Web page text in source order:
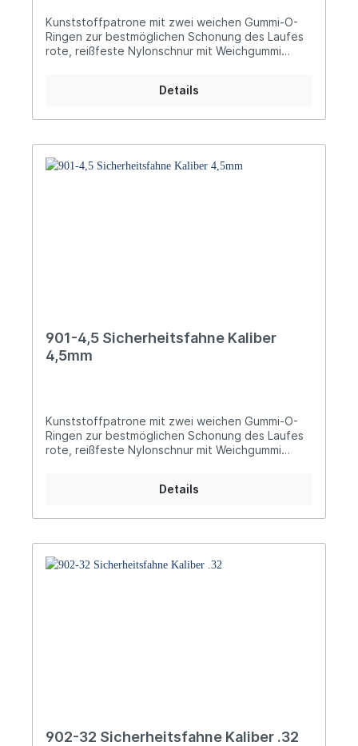
Kunststoffpatrone mit zwei weichen Gummi-O-
Ringen zur bestmöglichen Schonung des Laufes
rote, reißfeste Nylonschnur mit Weichgummi
weiche, signalrote Gummi-Tauchkappe für
Details
901-4,5 Sicherheitsfahne Kaliber
4,5mm
Kunststoffpatrone mit zwei weichen Gummi-O-
Ringen zur bestmöglichen Schonung des Laufes
rote, reißfeste Nylonschnur mit Weichgummi
weiche, signalrote Gummi-Tauchkappe für
Details
902-32 Sicherheitsfahne Kaliber .32